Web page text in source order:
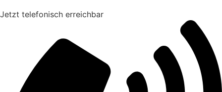
Jetzt telefonisch erreichbar